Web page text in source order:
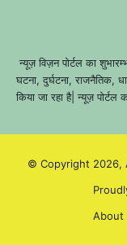
न्यूज़ विज़न पोर्टल का
घटना, दुर्घटना, राजनैतिक,
किया जा रहा है| न्यूज़
© Copyright 2026,
About